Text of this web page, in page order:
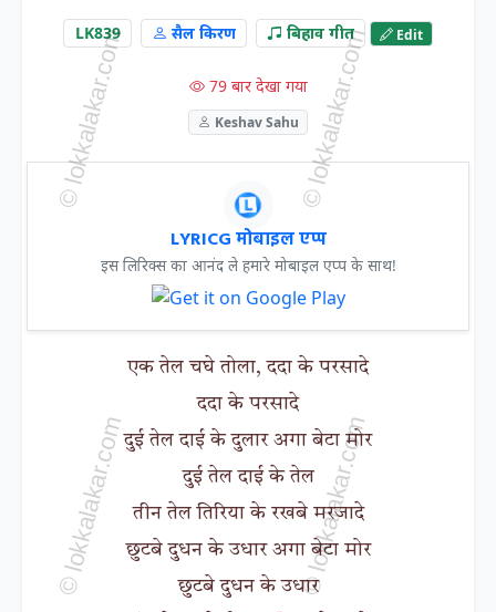
LK839 सैल किरण बिहाव गीत Edit
79 बार देखा गया
Keshav Sahu
LYRICG मोबाइल एप्प
इस लिरिक्स का आनंद ले हमारे मोबाइल एप्प के साथ!
एक तेल चघे तोला, ददा के परसादे
ददा के परसादे
दुई तेल दाई के दुलार अगा बेटा मोर
दुई तेल दाई के तेल
तीन तेल तिरिया के रखबे मरजादे
छुटबे दुधन के उधार अगा बेटा मोर
छुटबे दुधन के उधार